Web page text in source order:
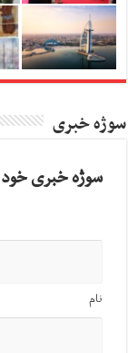
سوژه خبری
سوژه خبری خود
نام